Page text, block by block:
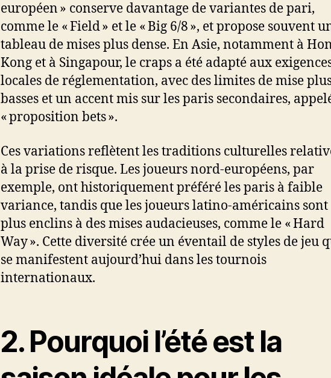
européen » conserve davantage de variantes de pari,
comme le « Field » et le « Big 6/8 », et propose souvent
tableau de mises plus dense. En Asie, notamment à
Kong et à Singapour, le craps a été adapté aux
locales de réglementation, avec des limites de mise
basses et un accent mis sur les paris secondaires,
« proposition bets ».
Ces variations reflètent les traditions culturelles
à la prise de risque. Les joueurs nord‑européens, par
exemple, ont historiquement préféré les paris à faible
variance, tandis que les joueurs latino‑américains sont
plus enclins à des mises audacieuses, comme le « Hard
Way ». Cette diversité crée un éventail de styles de jeu
se manifestent aujourd’hui dans les tournois
internationaux.
2. Pourquoi l’été est la